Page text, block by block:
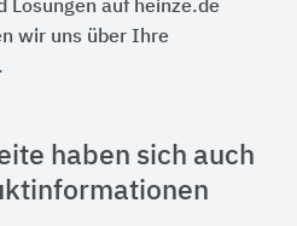
Lösungen auf heinze.de
wir uns über Ihre
haben sich auch